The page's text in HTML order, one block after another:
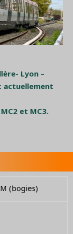
Lyon –
actuellement
et MC3.
(bogies)